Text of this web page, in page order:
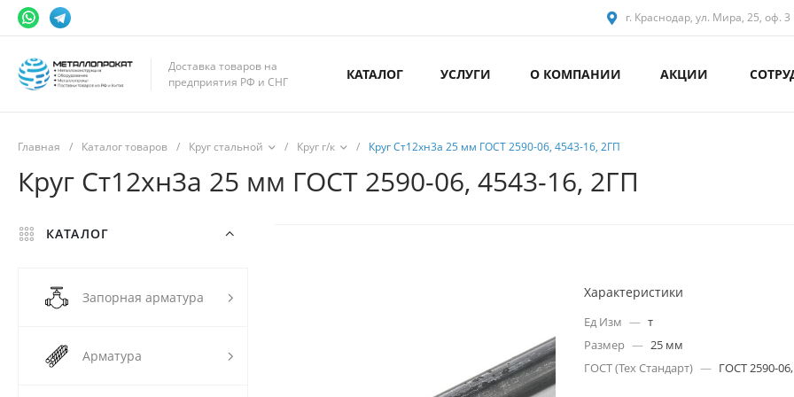
г. Краснодар, ул. Мира, 25, оф. 3
Доставка товаров на
предприятия РФ и СНГ
КАТАЛОГ УСЛУГИ О КОМПАНИИ АКЦИИ
Главная / Каталог товаров / Круг стальной / Круг г/к / Круг Ст12хн3а 25 мм ГОСТ 2590-06, 4543-16, 2ГП
Круг Ст12хн3а 25 мм ГОСТ 2590-06, 4543-16, 2ГП
КАТАЛОГ
Запорная арматура
Арматура
Характеристики
Ед Изм — т
Размер — 25 мм
ГОСТ (Тех Стандарт) — ГОСТ 2590-